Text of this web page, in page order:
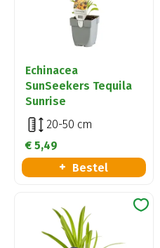
Echinacea
SunSeekers Tequila
Sunrise
20-50 cm
€ 5,49
Bestel